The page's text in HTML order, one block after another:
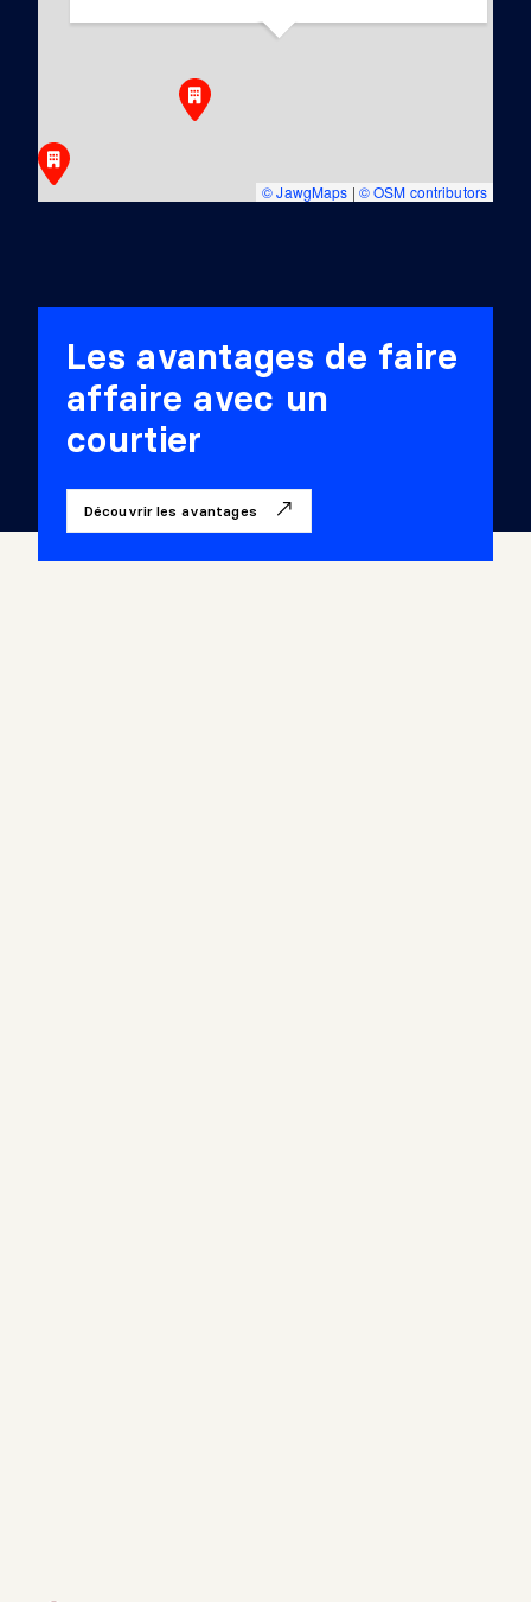
© JawgMaps | © OSM contributors
Les avantages de faire
affaire avec un
courtier
Découvrir les avantages